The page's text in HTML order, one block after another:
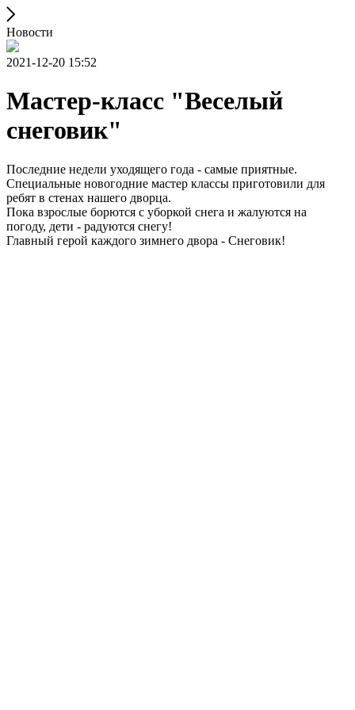
Новости
2021-12-20 15:52
Мастер-класс "Веселый
снеговик"
Последние недели уходящего года - самые приятные.
Специальные новогодние мастер классы приготовили для
ребят в стенах нашего дворца.
Пока взрослые борются с уборкой снега и жалуются на
погоду, дети - радуются снегу!
Главный герой каждого зимнего двора - Снеговик!